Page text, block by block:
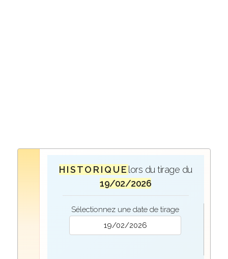
H I S T O R I Q U E lors du tirage du
19/02/2026
Sélectionnez une date de tirage